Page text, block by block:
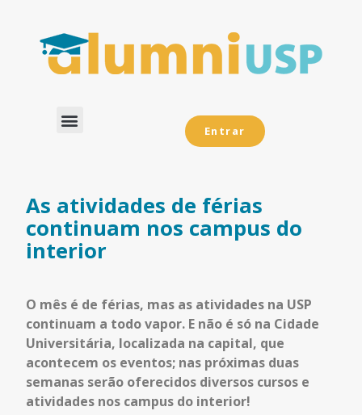
Entrar
As atividades de férias
continuam nos campus do
interior
O mês é de férias, mas as atividades na USP
continuam a todo vapor. E não é só na Cidade
Universitária, localizada na capital, que
acontecem os eventos; nas próximas duas
semanas serão oferecidos diversos cursos e
atividades nos campus do interior!